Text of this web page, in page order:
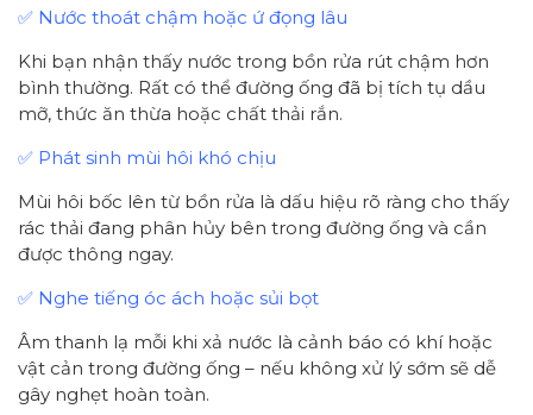
✅ Nước thoát chậm hoặc ứ đọng lâu
Khi bạn nhận thấy nước trong bồn rửa rút chậm hơn
bình thường. Rất có thể đường ống đã bị tích tụ dầu
mỡ, thức ăn thừa hoặc chất thải rắn.
✅ Phát sinh mùi hôi khó chịu
Mùi hôi bốc lên từ bồn rửa là dấu hiệu rõ ràng cho thấy
rác thải đang phân hủy bên trong đường ống và cần
được thông ngay.
✅ Nghe tiếng óc ách hoặc sủi bọt
Âm thanh lạ mỗi khi xả nước là cảnh báo có khí hoặc
vật cản trong đường ống – nếu không xử lý sớm sẽ dễ
gây nghẹt hoàn toàn.